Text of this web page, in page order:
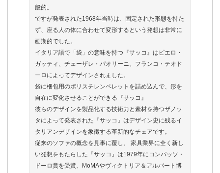
般的。
ですが発表された1968年当時は、固定された形態を持た
ず、座る人の体に合わせて変形するという発想は非常に
画期的でした。
イタリア語で「袋」の意味を持つ『サッコ』はピエロ・
ガッティ、チェーザレ・パオリーニ、フランコ・テオド
ーロによってデザインされました。
袋に梱包用のポリスチレンペレットを詰め込んで、形を
自在に変化させることができる『サッコ』
彼らのデザインを製品化する技術力と素材を持つザノッ
タによって発表された『サッコ』はデザイン史に残るイ
タリアンデザインを象徴する革新的なチェアです。
従来のソファの概念を見事に覆し、 家具業界に全く新し
い発想をもたらした『サッコ』は1979年にコンパッソ・
ドーロ賞を受賞、MoMAやヴィクトリア＆アルバート博